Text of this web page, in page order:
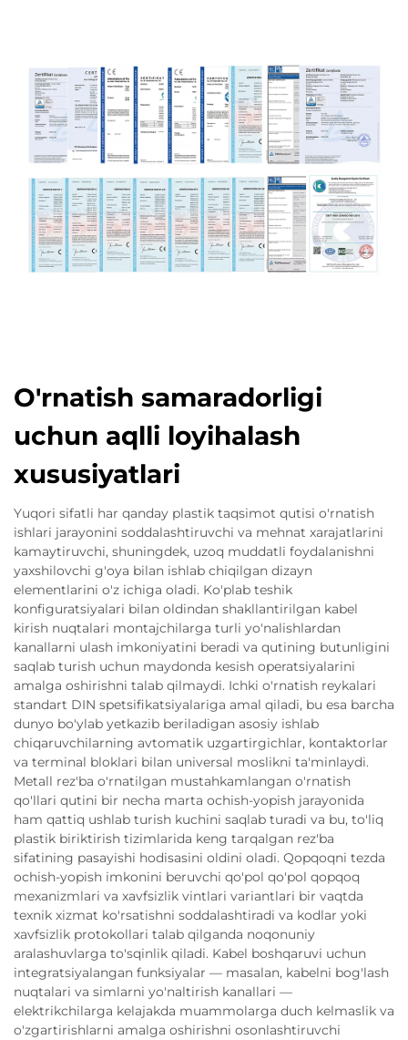
O'rnatish samaradorligi
uchun aqlli loyihalash
xususiyatlari
Yuqori sifatli har qanday plastik taqsimot qutisi o'rnatish
ishlari jarayonini soddalashtiruvchi va mehnat xarajatlarini
kamaytiruvchi, shuningdek, uzoq muddatli foydalanishni
yaxshilovchi g'oya bilan ishlab chiqilgan dizayn
elementlarini o'z ichiga oladi. Ko'plab teshik
konfiguratsiyalari bilan oldindan shakllantirilgan kabel
kirish nuqtalari montajchilarga turli yo'nalishlardan
kanallarni ulash imkoniyatini beradi va qutining butunligini
saqlab turish uchun maydonda kesish operatsiyalarini
amalga oshirishni talab qilmaydi. Ichki o'rnatish reykalari
standart DIN spetsifikatsiyalariga amal qiladi, bu esa barcha
dunyo bo'ylab yetkazib beriladigan asosiy ishlab
chiqaruvchilarning avtomatik uzgartirgichlar, kontaktorlar
va terminal bloklari bilan universal moslikni ta'minlaydi.
Metall rez'ba o'rnatilgan mustahkamlangan o'rnatish
qo'llari qutini bir necha marta ochish-yopish jarayonida
ham qattiq ushlab turish kuchini saqlab turadi va bu, to'liq
plastik biriktirish tizimlarida keng tarqalgan rez'ba
sifatining pasayishi hodisasini oldini oladi. Qopqoqni tezda
ochish-yopish imkonini beruvchi qo'pol qo'pol qopqoq
mexanizmlari va xavfsizlik vintlari variantlari bir vaqtda
texnik xizmat ko'rsatishni soddalashtiradi va kodlar yoki
xavfsizlik protokollari talab qilganda noqonuniy
aralashuvlarga to'sqinlik qiladi. Kabel boshqaruvi uchun
integratsiyalangan funksiyalar — masalan, kabelni bog'lash
nuqtalari va simlarni yo'naltirish kanallari —
elektrikchilarga kelajakda muammolarga duch kelmaslik va
o'zgartirishlarni amalga oshirishni osonlashtiruvchi